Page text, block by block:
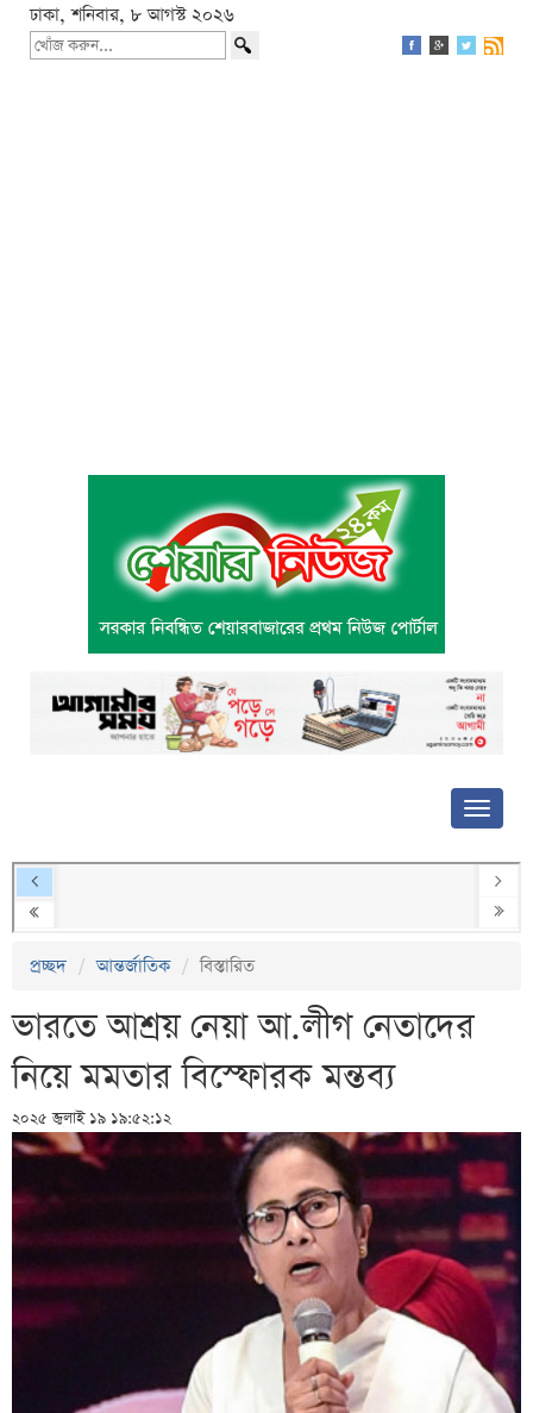
ঢাকা, শনিবার, ৮ আগস্ট ২০২৬
প্রচ্ছদ আন্তর্জাতিক বিস্তারিত
ভারতে আশ্রয় নেয়া আ.লীগ নেতাদের
নিয়ে মমতার বিস্ফোরক মন্তব্য
২০২৫ জুলাই ১৯ ১৯:৫২:১২